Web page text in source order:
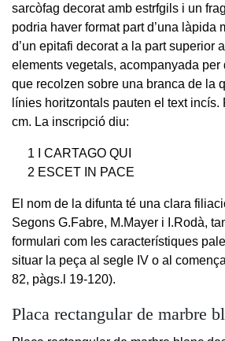
sarcòfag decorat amb estrfgils i un
podria haver format part d’una làpida
d’un epitafi decorat a la part superior
elements vegetals, acompanyada per
que recolzen sobre una branca de la
línies horitzontals pauten el text incís.
cm. La inscripció diu:
1 I CARTAGO QUI
2 ESCET IN PACE
El nom de la difunta té una clara
Segons G.Fabre, M.Mayer i I.Rodà,
formulari com les característiques
situar la peça al segle IV o al
82, pàgs.l 19-120).
Placa rectangular de marbre